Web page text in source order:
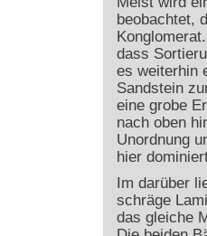
beobachtet,
dass
es weiterhin
Sandstein
eine grobe
nach oben
Unordnung
hier
Im darüber
schräge
das gleiche